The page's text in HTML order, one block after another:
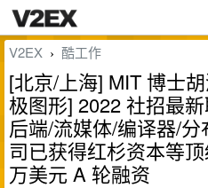
V2EX › 酷工作
[北京/上海] MIT 博士
极图形] 2022 社招最
后端/流媒体/编译器/
司已获得红杉资本等
万美元 A 轮融资